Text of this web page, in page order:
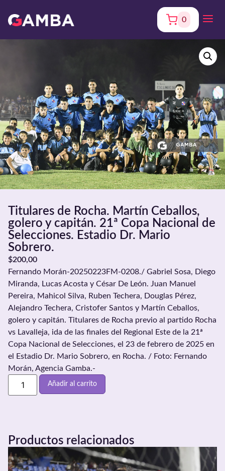
0
Titulares de Rocha. Martín Ceballos,
golero y capitán. 21ª Copa Nacional de
Selecciones. Estadio Dr. Mario
Sobrero.
$200,00
Fernando Morán-20250223FM-0208./ Gabriel Sosa, Diego
Miranda, Lucas Acosta y César De León. Juan Manuel
Pereira, Mahicol Silva, Ruben Techera, Douglas Pérez,
Alejandro Techera, Cristofer Santos y Martín Ceballos,
golero y capitán. Titulares de Rocha previo al partido Rocha
vs Lavalleja, ida de las finales del Regional Este de la 21ª
Copa Nacional de Selecciones, el 23 de febrero de 2025 en
el Estadio Dr. Mario Sobrero, en Rocha. / Foto: Fernando
Morán, Agencia Gamba.-
Añadir al carrito
Productos relacionados